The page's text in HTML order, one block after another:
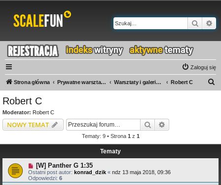
Szukaj
Zaloguj się
Strona główna Prywatne warsztaty i galerie Warsztaty i galerie N-Z Robert C
Robert C
Moderator: Robert C
NOWY TEMAT Szukaj
Tematy: 9 • Strona 1 z 1
Tematy
[W] Panther G 1:35
Ostatni post autor: konrad_dzik « ndz 13 maja 2018, 09:36
Odpowiedzi: 6